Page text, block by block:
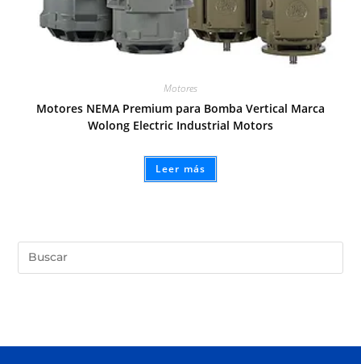
Motores
Motores NEMA Premium para Bomba Vertical Marca
Wolong Electric Industrial Motors
Leer más